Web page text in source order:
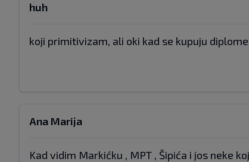
huh
koji primitivizam, ali oki kad se kupuju
Ana Marija
Kad vidim Markićku , MPT , Šipića i jos neke